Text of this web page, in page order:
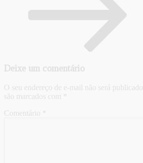
Deixe um comentário
O seu endereço de e-mail não será publicado.
são marcados com
Comentário